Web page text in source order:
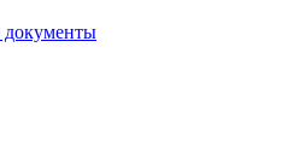
документы